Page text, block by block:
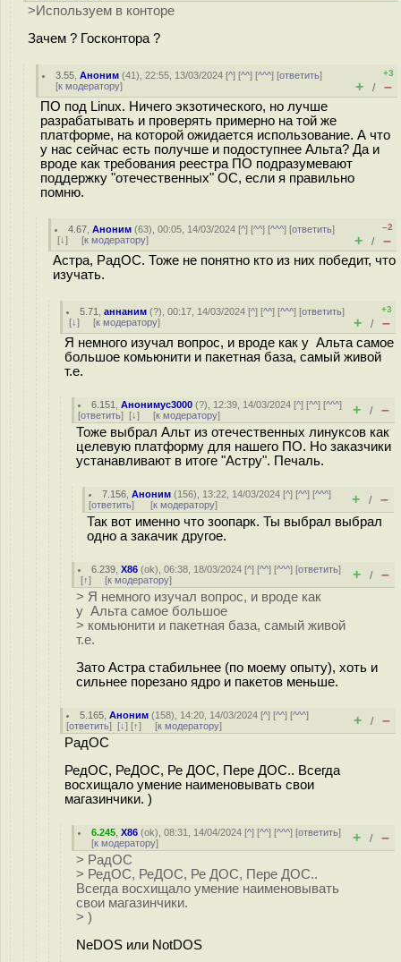
>Используем в конторе
Зачем ? Госконтора ?
3.55 ,Аноним (41), 22:55, 13/03/2024 [^] [^^] [^^^] [ответить]
[к модератору]
+3
+ / –
ПО под Linux. Ничего экзотического, но лучше
разрабатывать и проверять примерно на той же
платформе, на которой ожидается использование. А что
у нас сейчас есть получше и подоступнее Альта? Да и
вроде как требования реестра ПО подразумевают
поддержку "отечественных" ОС, если я правильно
помню.
4.67 ,Аноним (63), 00:05, 14/03/2024 [^] [^^] [^^^] [ответить]
[↓] [к модератору]
–2
+ / –
Астра, РадОС. Тоже не понятно кто из них победит, что
изучать.
5.71 ,аннаним (?), 00:17, 14/03/2024 [^] [^^] [^^^] [ответить]
[↓] [к модератору]
+3
+ / –
Я немного изучал вопрос, и вроде как у Альта самое
большое комьюнити и пакетная база, самый живой
т.е.
6.151 ,Анонимус3000 (?), 12:39, 14/03/2024 [^] [^^] [^^^]
[ответить] [↓] [к модератору] + / –
Тоже выбрал Альт из отечественных линуксов как
целевую платформу для нашего ПО. Но заказчики
устанавливают в итоге "Астру". Печаль.
7.156 ,Аноним (156), 13:22, 14/03/2024 [^] [^^] [^^^]
[ответить] [к модератору] + / –
Так вот именно что зоопарк. Ты выбрал выбрал
одно а закачик другое.
6.239 ,X86 (ok), 06:38, 18/03/2024 [^] [^^] [^^^] [ответить]
[↑] [к модератору] + / –
> Я немного изучал вопрос, и вроде как
у Альта самое большое
> комьюнити и пакетная база, самый живой
т.е.
Зато Астра стабильнее (по моему опыту), хоть и
сильнее порезано ядро и пакетов меньше.
5.165 ,Аноним (158), 14:20, 14/03/2024 [^] [^^] [^^^]
[ответить] [↓] [↑] [к модератору] + / –
РадОС
РедОС, РеДОС, Ре ДОС, Пере ДОС.. Всегда
восхищало умение наименовывать свои
магазинчики. )
6.245 ,X86 (ok), 08:31, 14/04/2024 [^] [^^] [^^^] [ответить]
[к модератору] + / –
> РадОС
> РедОС, РеДОС, Ре ДОС, Пере ДОС..
Всегда восхищало умение наименовывать
свои магазинчики.
> )
NeDOS или NotDOS